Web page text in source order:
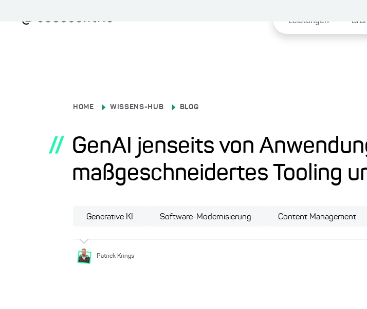
Leistungen
HOME WISSENS-HUB BLOG
// GenAI jenseits von
maßgeschneidertes Tooling
Generative KI Software-Modernisierung Content Management
Patrick Krings